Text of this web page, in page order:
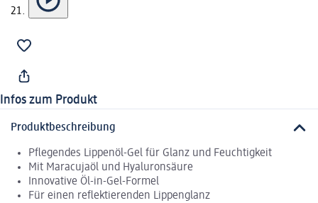
Infos zum Produkt
Produktbeschreibung
Pflegendes Lippenöl-Gel für Glanz und Feuchtigkeit
Mit Maracujaöl und Hyaluronsäure
Innovative Öl-in-Gel-Formel
Für einen reflektierenden Lippenglanz